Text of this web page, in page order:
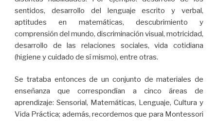
sentidos, desarrollo del lenguaje escrito y verbal,
aptitudes en matemáticas, descubrimiento y
comprensión del mundo, discriminación visual, motricidad,
desarrollo de las relaciones sociales, vida cotidiana
(higiene y cuidado de sí mismo), entre otras.
Se trataba entonces de un conjunto de materiales de
enseñanza que correspondían a cinco áreas de
aprendizaje: Sensorial, Matemáticas, Lenguaje, Cultura y
Vida Práctica; además, recordemos que para Montessori